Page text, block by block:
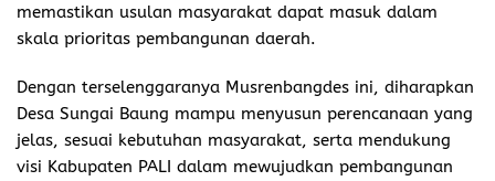
memastikan usulan masyarakat dapat masuk dalam
skala prioritas pembangunan daerah.
Dengan terselenggaranya Musrenbangdes ini, diharapkan
Desa Sungai Baung mampu menyusun perencanaan yang
jelas, sesuai kebutuhan masyarakat, serta mendukung
visi Kabupaten PALI dalam mewujudkan pembangunan